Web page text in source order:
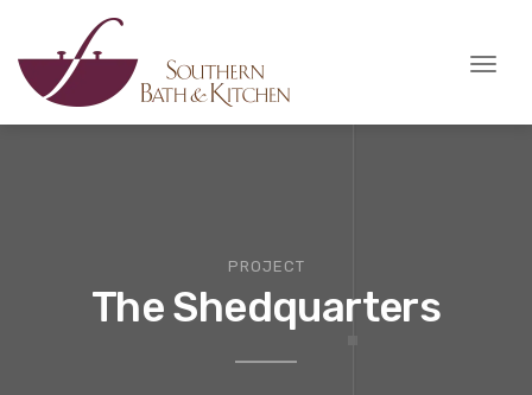
Toggle
PROJECT
The Shedquarters